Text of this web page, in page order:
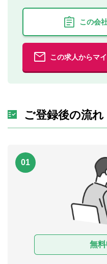
この会
この求人からマ
ご登録後の流れ
01
無